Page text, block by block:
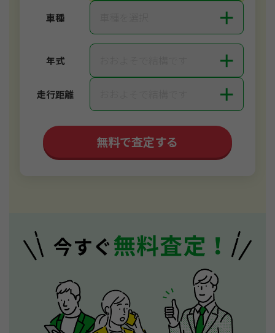
車種 ＋
年式 ＋
走行距離 ＋
無料で査定する